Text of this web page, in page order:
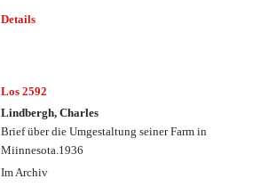
Details
Los 2592
Lindbergh, Charles
Brief über die Umgestaltung seiner Farm in
Miinnesota.1936
Im Archiv